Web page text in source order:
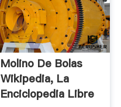
Molino De Bolas
Wikipedia, La
Enciclopedia Libre